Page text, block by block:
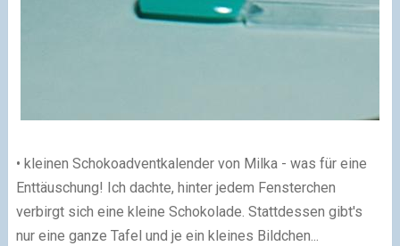
• kleinen Schokoadventkalender von Milka - was für eine
Enttäuschung! Ich dachte, hinter jedem Fensterchen
verbirgt sich eine kleine Schokolade. Stattdessen gibt's
nur eine ganze Tafel und je ein kleines Bildchen...